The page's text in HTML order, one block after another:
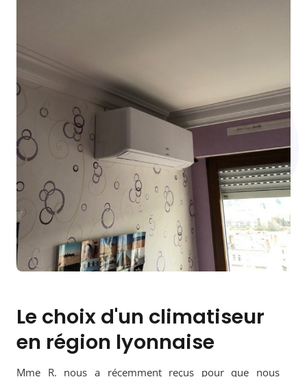
Le choix d'un climatiseur
en région lyonnaise
Mme R. nous a récemment reçus pour que nous